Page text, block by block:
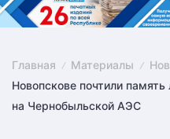
Главная Материалы
Новопскове почтили
на Чернобыльской АЭС